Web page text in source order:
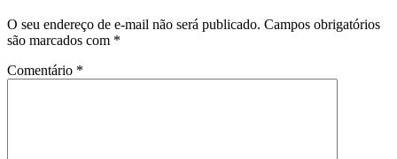
O seu endereço de e-mail não será publicado. Campos obrigatórios
são marcados com *
Comentário *